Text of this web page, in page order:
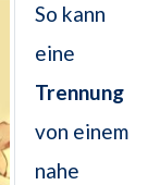
So kann
eine
Trennung
von einem
nahe